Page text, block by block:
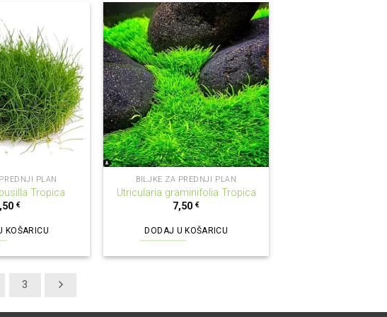
PLAN
Tropica
€
KOŠARICU
BILJKE ZA PREDNJI PLAN
Utricularia graminifolia Tropica
7,50€
DODAJ U KOŠARICU
3